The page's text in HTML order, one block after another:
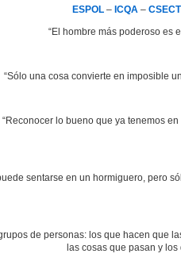
ESPOL – ICQA – CSECT
“El hombre más poderoso es
“Sólo una cosa convierte en imposible
“Reconocer lo bueno que ya tenemos
sentarse en un hormiguero, pero
de personas: los que hacen que
las cosas que pasan y